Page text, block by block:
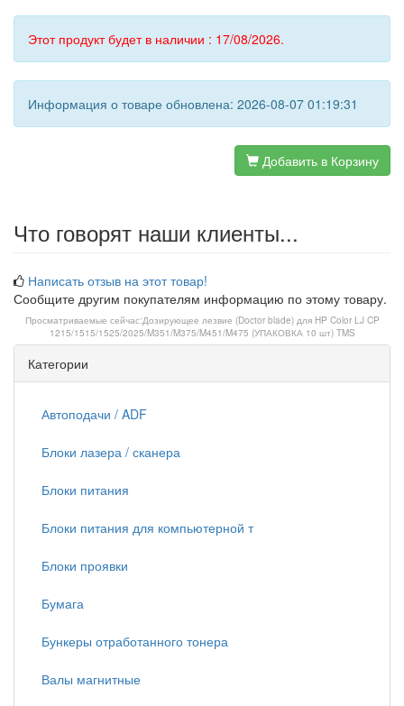
Этот продукт будет в наличии : 17/08/2026.
Информация о товаре обновлена: 2026-08-07 01:19:31
Добавить в Корзину
Что говорят наши клиенты...
Написать отзыв на этот товар!
Сообщите другим покупателям информацию по этому товару.
Просматриваемые сейчас:Дозирующее лезвие (Doctor blade) для HP Color LJ CP
1215/1515/1525/2025/M351/M375/M451/M475 (УПАКОВКА 10 шт) TMS
Категории
Автоподачи / ADF
Блоки лазера / сканера
Блоки питания
Блоки питания для компьютерной т
Блоки проявки
Бумага
Бункеры отработанного тонера
Валы магнитные